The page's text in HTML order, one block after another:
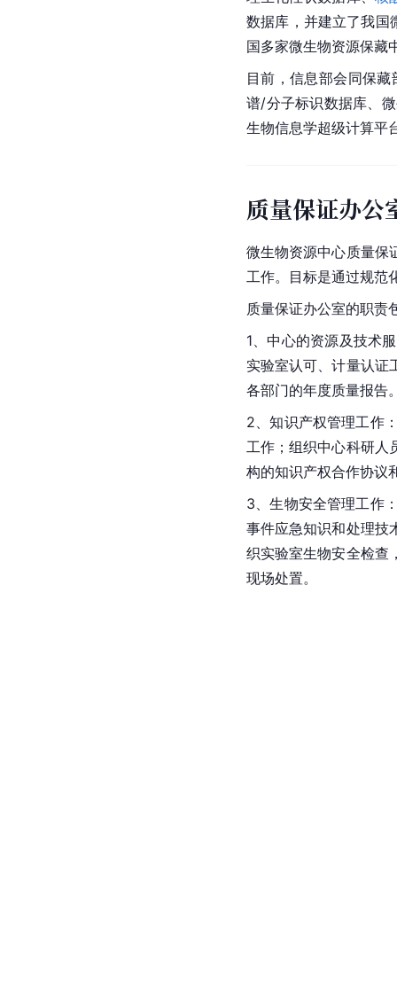
数据库，并建立了我国
国多家微生物资源保藏
目前，信息部会同保
谱/分子标识数据库、
生物信息学超级计算平
质量保证办公
微生物资源中心质量保
工作。目标是通过规范
质量保证办公室的职责
1、中心的资源及技术
实验室认可、计量认证
各部门的年度质量报告
2、知识产权管理工作
工作；组织中心科研人
构的知识产权合作协议
3、生物安全管理工作
事件应急知识和处理技
织实验室生物安全检查
现场处置。